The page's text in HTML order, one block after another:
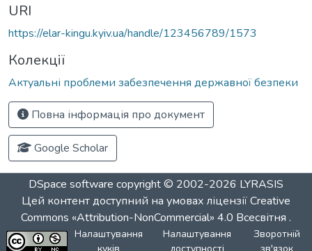
URI
https://elar-kingu.kyiv.ua/handle/123456789/1573
Колекції
Актуальні проблеми забезпечення державної безпеки
Повна інформація про документ
Google Scholar
DSpace software copyright © 2002-2026 LYRASIS
Цей контент доступний на умовах ліцензіїCreative
Commons «Attribution-NonCommercial» 4.0 Всесвітня .
Налаштування
Налаштування
Зворотній